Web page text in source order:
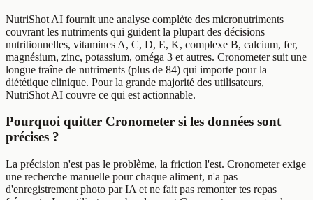
NutriShot AI fournit une analyse complète des micronutriments
couvrant les nutriments qui guident la plupart des décisions
nutritionnelles, vitamines A, C, D, E, K, complexe B, calcium, fer,
magnésium, zinc, potassium, oméga 3 et autres. Cronometer suit une
longue traîne de nutriments (plus de 84) qui importe pour la
diététique clinique. Pour la grande majorité des utilisateurs,
NutriShot AI couvre ce qui est actionnable.
Pourquoi quitter Cronometer si les données sont
précises ?
La précision n'est pas le problème, la friction l'est. Cronometer exige
une recherche manuelle pour chaque aliment, n'a pas
d'enregistrement photo par IA et ne fait pas remonter tes repas